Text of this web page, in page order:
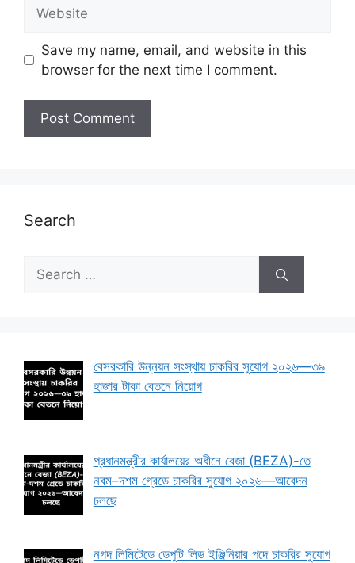
Save my name, email, and website in this
browser for the next time I comment.
Search
Search
for:
বেসরকারি উন্নয়ন সংস্থায় চাকরির সুযোগ ২০২৬—৩৯
হাজার টাকা বেতনে নিয়োগ
প্রধানমন্ত্রীর কার্যালয়ের অধীনে বেজা (BEZA)-তে
নবম–দশম গ্রেডে চাকরির সুযোগ ২০২৬—আবেদন
চলছে
নগদ লিমিটেডে ডেপুটি লিড ইঞ্জিনিয়ার পদে চাকরির সুযোগ